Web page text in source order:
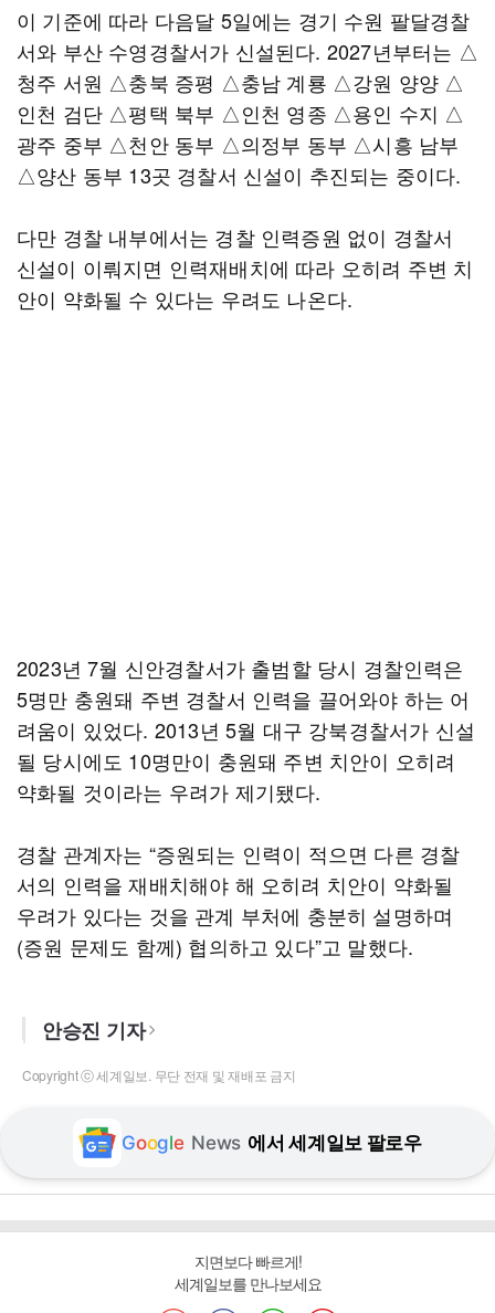
이 기준에 따라 다음달 5일에는 경기 수원 팔달경찰
서와 부산 수영경찰서가 신설된다. 2027년부터는 △
청주 서원 △충북 증평 △충남 계룡 △강원 양양 △
인천 검단 △평택 북부 △인천 영종 △용인 수지 △
광주 중부 △천안 동부 △의정부 동부 △시흥 남부
△양산 동부 13곳 경찰서 신설이 추진되는 중이다.
다만 경찰 내부에서는 경찰 인력증원 없이 경찰서
신설이 이뤄지면 인력재배치에 따라 오히려 주변 치
안이 약화될 수 있다는 우려도 나온다.
2023년 7월 신안경찰서가 출범할 당시 경찰인력은
5명만 충원돼 주변 경찰서 인력을 끌어와야 하는 어
려움이 있었다. 2013년 5월 대구 강북경찰서가 신설
될 당시에도 10명만이 충원돼 주변 치안이 오히려
약화될 것이라는 우려가 제기됐다.
경찰 관계자는 “증원되는 인력이 적으면 다른 경찰
서의 인력을 재배치해야 해 오히려 치안이 약화될
우려가 있다는 것을 관계 부처에 충분히 설명하며
(증원 문제도 함께) 협의하고 있다”고 말했다.
안승진 기자
Copyright ⓒ 세계일보. 무단 전재 및 재배포 금지
Google News 에서 세계일보 팔로우
지면보다 빠르게!
세계일보를 만나보세요